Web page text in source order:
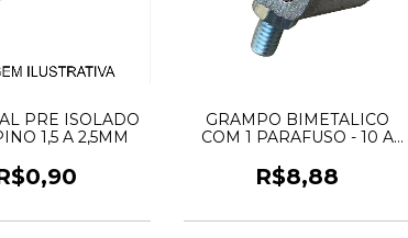
PRE ISOLADO
1,5 A 2,5MM
GRAMPO BIMETALICO
COM 1 PARAFUSO - 10 A
R$8,88